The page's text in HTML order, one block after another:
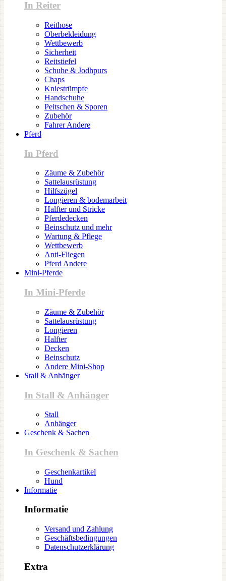
In Reiter
Reithose
Oberbekleidung
Wettbewerb
Sicherheit
Reitstiefel
Schuhe & Jodhpurs
Chaps
Kniestrümpfe
Handschuhe
Peitschen & Sporen
Zubehör
Fahrer Andere
Pferd
In Pferd
Zäume & Zubehör
Sattelausrüstung
Hilfszügel
Longieren & bodemarbeit
Halfter und Stricke
Pferdedecken
Beinschutz und mehr
Wartung & Pflege
Wettbewerb
Anti-Fliegen
Pferd Andere
Mini-Pferde
In Mini-Pferde
Zäume & Zubehör
Sattelausrüstung
Longieren
Halfter
Decken
Beinschutz
Andere Mini-Shop
Stall & Anhänger
In Stall & Anhänger
Stall
Anhänger
Geschenk & Sachen
In Geschenk & Sachen
Geschenkartikel
Hund
Informatie
Informatie
Versand und Zahlung
Geschäftsbedingungen
Datenschutzerklärung
Extra